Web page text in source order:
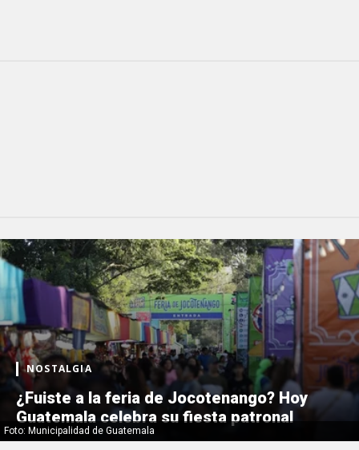
Foto: Municipalidad de Guatemala
NOSTALGIA
¿Fuiste a la feria de Jocotenango? Hoy
Guatemala celebra su fiesta patronal